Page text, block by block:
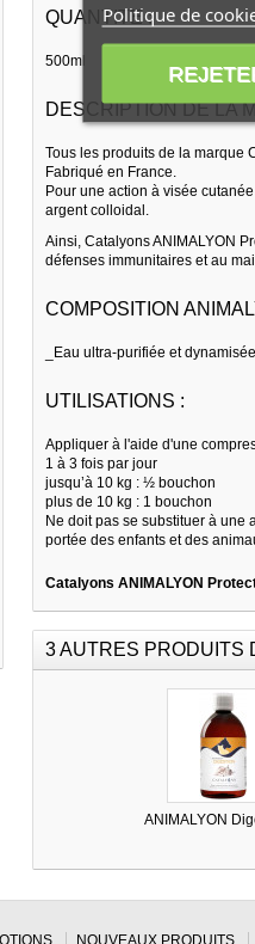
QUANTITE :
500ml
DESCRIPTION DE LA
Tous les produits de la marque
Fabriqué en France.
Pour une action à visée
argent colloidal.
Ainsi, Catalyons ANIMALYON
défenses immunitaires et au
COMPOSITION
_Eau ultra-purifiée et
UTILISATIONS :
Appliquer à l'aide d'une
1 à 3 fois par jour
jusqu’à 10 kg : ½ bouchon
plus de 10 kg : 1 bouchon
Ne doit pas se substituer à une
portée des enfants et des
Catalyons ANIMALYON
3 AUTRES PRODUITS
ANIMALYON
NOUVEAUX PRODUITS
Politique de